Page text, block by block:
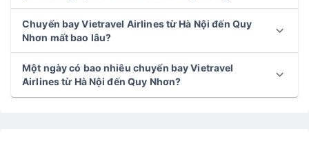
Chuyến bay Vietravel Airlines từ Hà Nội đến Quy
Nhơn mất bao lâu?
Một ngày có bao nhiêu chuyến bay Vietravel
Airlines từ Hà Nội đến Quy Nhơn?